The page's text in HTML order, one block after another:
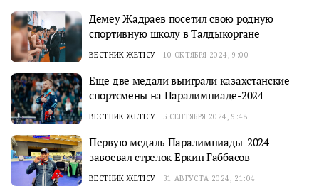
Демеу Жадраев посетил свою родную
спортивную школу в Талдыкоргане
ВЕСТНИК ЖЕТІСУ 10 ОКТЯБРЯ 2024, 9:00
Еще две медали выиграли казахстанские
спортсмены на Паралимпиаде-2024
ВЕСТНИК ЖЕТІСУ 5 СЕНТЯБРЯ 2024, 9:48
Первую медаль Паралимпиады-2024
завоевал стрелок Еркин Габбасов
ВЕСТНИК ЖЕТІСУ 31 АВГУСТА 2024, 21:04